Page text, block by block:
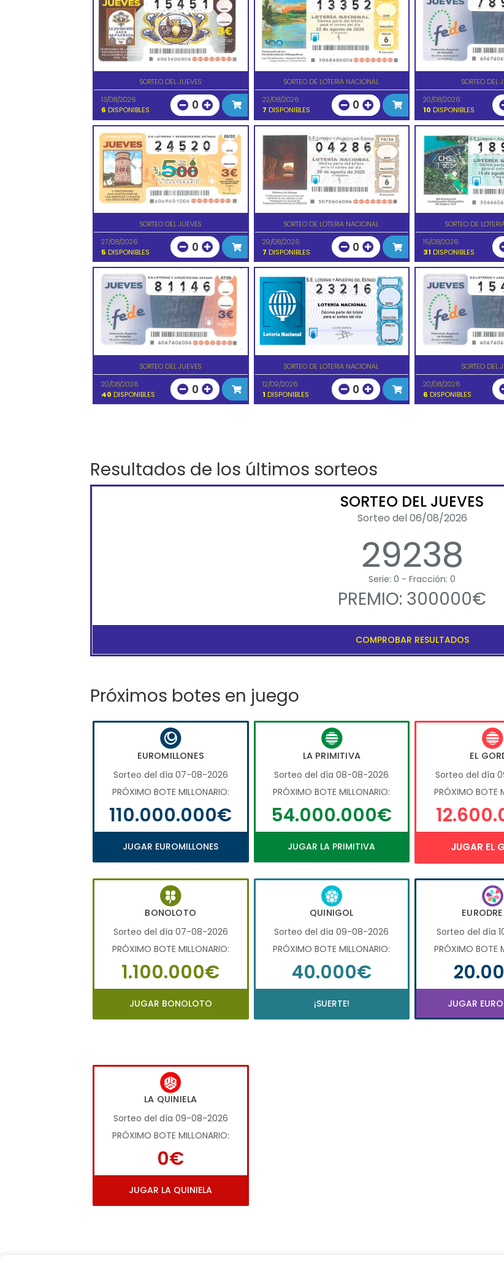
SORTEO DEL JUEVES
13/08/2026
6 DISPONIBLES 0
SORTEO DE LOTERIA NACIONAL
22/08/2026
7 DISPONIBLES 0
SORTEO DEL
20/08/2026
10 DISPONIBLES
SORTEO DEL JUEVES
27/08/2026
5 DISPONIBLES 0
SORTEO DE LOTERIA NACIONAL
29/08/2026
7 DISPONIBLES 0
SORTEO DE
15/08/2026
31 DISPONIBLES
SORTEO DEL JUEVES
20/08/2026
40 DISPONIBLES 0
SORTEO DE LOTERIA NACIONAL
12/09/2026
1 DISPONIBLES 0
SORTEO DEL
20/08/2026
6 DISPONIBLES
Resultados de los últimos sorteos
SORTEO DEL JUEVES
Sorteo del 06/08/2026
29238
Serie: 0 - Fracción: 0
PREMIO: 300000€
COMPROBAR RESULTADOS
Próximos botes en juego
EUROMILLONES
Sorteo del día 07-08-2026
PRÓXIMO BOTE MILLONARIO:
110.000.000€
JUGAR EUROMILLONES
LA PRIMITIVA
Sorteo del día 08-08-2026
PRÓXIMO BOTE MILLONARIO:
54.000.000€
JUGAR LA PRIMITIVA
EL
Sorteo del día
PRÓXIMO BOTE
JUGAR EL
BONOLOTO
Sorteo del día 07-08-2026
PRÓXIMO BOTE MILLONARIO:
1.100.000€
JUGAR BONOLOTO
QUINIGOL
Sorteo del día 09-08-2026
PRÓXIMO BOTE MILLONARIO:
40.000€
¡SUERTE!
Sorteo del día
PRÓXIMO BOTE
JUGAR
LA QUINIELA
Sorteo del día 09-08-2026
PRÓXIMO BOTE MILLONARIO:
0€
JUGAR LA QUINIELA